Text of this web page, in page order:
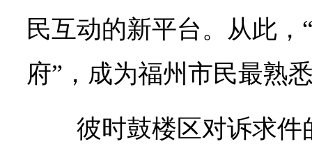
民互动的新平台。从此，
府”，成为福州市民最熟
彼时鼓楼区对诉求